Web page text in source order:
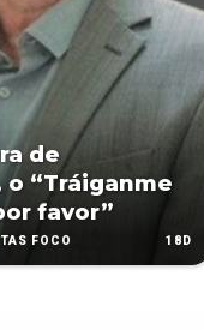
de
o “Tráiganme
favor”
FOCO 18D